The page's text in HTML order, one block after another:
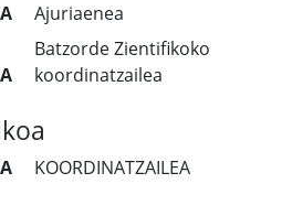
Ajuriaenea
Batzorde Zientifikoko
koordinatzailea
KOORDINATZAILEA